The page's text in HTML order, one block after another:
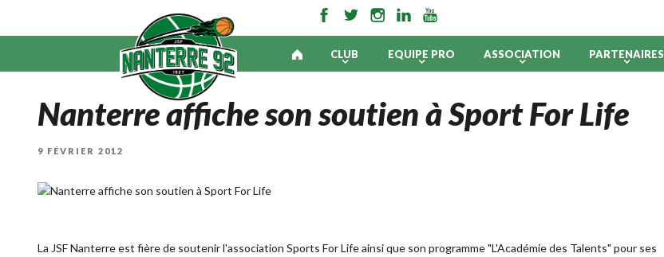
CLUB EQUIPE PRO ASSOCIATION PARTENAIRES
Nanterre affiche son soutien à Sport For Life
PUBLIÉ
9 FÉVRIER 2012
La JSF Nanterre est fière de soutenir l'association Sports For Life ainsi que son programme "L'Académie des Talents" pour ses